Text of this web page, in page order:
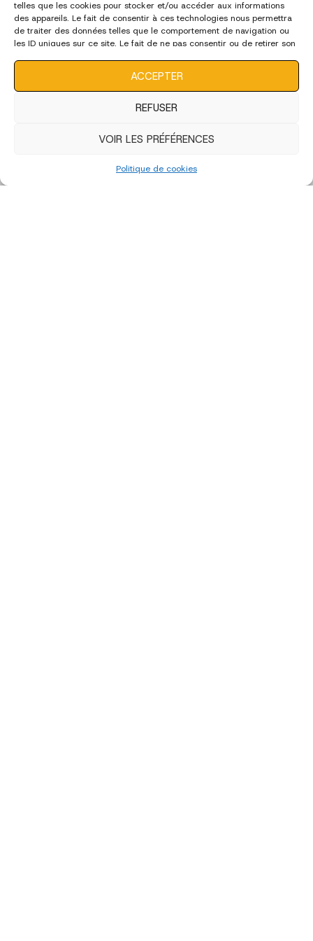
telles que les cookies pour stocker et/ou accéder aux informations
des appareils. Le fait de consentir à ces technologies nous permettra
de traiter des données telles que le comportement de navigation ou
les ID uniques sur ce site. Le fait de ne pas consentir ou de retirer son
ACCEPTER
REFUSER
VOIR LES PRÉFÉRENCES
Politique de cookies